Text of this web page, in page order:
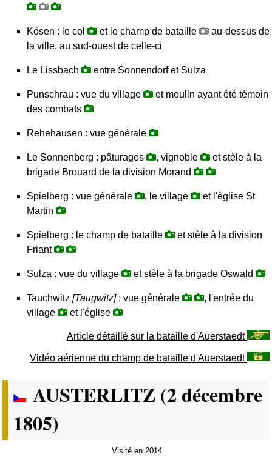
Kösen : le col et le champ de bataille
au-dessus de
la ville, au sud-ouest de celle-ci
Le Lissbach entre Sonnendorf et Sulza
Punschrau : vue du village
et moulin ayant été témoin
des combats
Rehehausen : vue générale
Le Sonnenberg : pâturages , vignoble
et stèle à la
brigade Brouard de la division Morand
Spielberg : vue générale , le village
et l'église St
Martin
Spielberg : le champ de bataille
et stèle à la division
Friant
Sulza : vue du village et stèle à la brigade Oswald
Tauchwitz [Taugwitz]: vue générale
, l'entrée du
village
et l'église
Article détaillé sur la bataille d'Auerstaedt
Vidéo aérienne du champ de bataille d'Auerstaedt
AUSTERLITZ (2 décembre
1805)
Visité en 2014